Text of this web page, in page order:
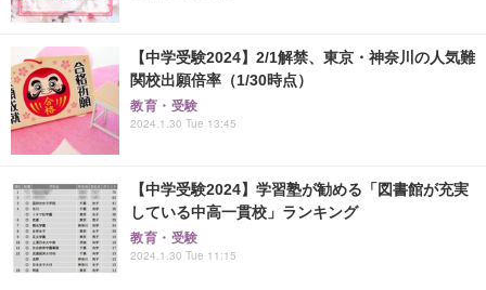
【中学受験2024】2/1解禁、東京・神奈川の人気難
関校出願倍率（1/30時点）
教育・受験
2024.1.30 Tue 13:45
【中学受験2024】学習塾が勧める「図書館が充実
している中高一貫校」ランキング
教育・受験
2024.1.30 Tue 11:15